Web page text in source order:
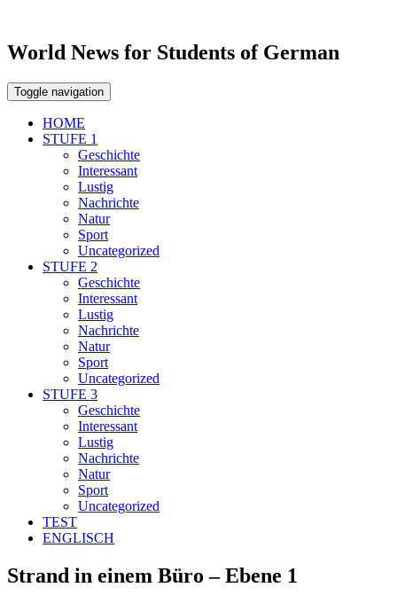
World News for Students of German
Toggle navigation
HOME
STUFE 1
Geschichte
Interessant
Lustig
Nachrichte
Natur
Sport
Uncategorized
STUFE 2
Geschichte
Interessant
Lustig
Nachrichte
Natur
Sport
Uncategorized
STUFE 3
Geschichte
Interessant
Lustig
Nachrichte
Natur
Sport
Uncategorized
TEST
ENGLISCH
Strand in einem Büro – Ebene 1